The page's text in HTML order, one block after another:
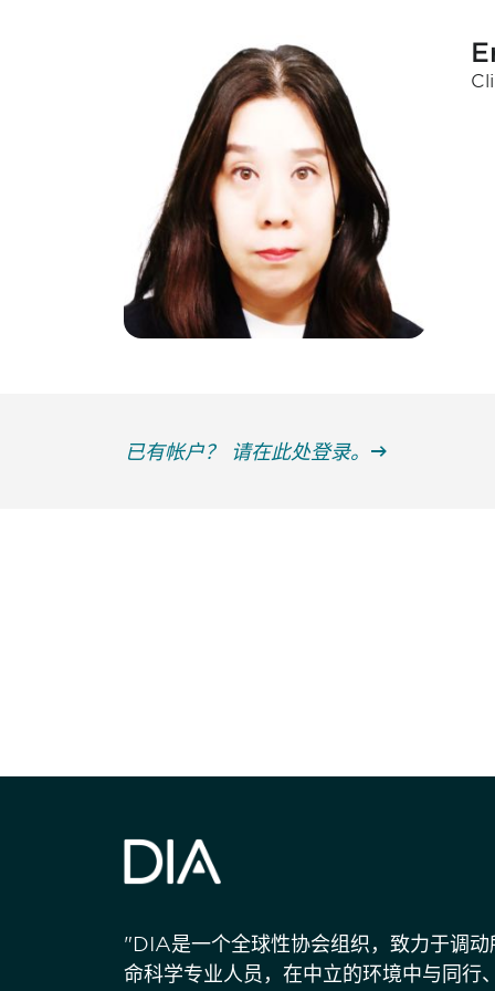
已有帐户？ 请在此处登录。
"DIA是一个全球性协会组织，致力于调
命科学专业人员，在中立的环境中与同行